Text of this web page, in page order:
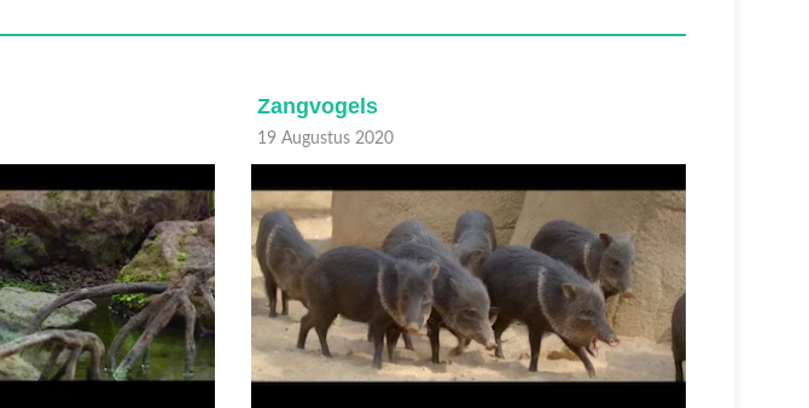
Zangvogels
19 Augustus 2020